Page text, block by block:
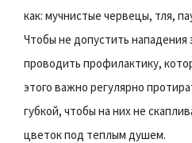
как: мучнистые червецы, тля,
Чтобы не допустить нападения
проводить профилактику,
этого важно регулярно
губкой, чтобы на них не
цветок под теплым душем.